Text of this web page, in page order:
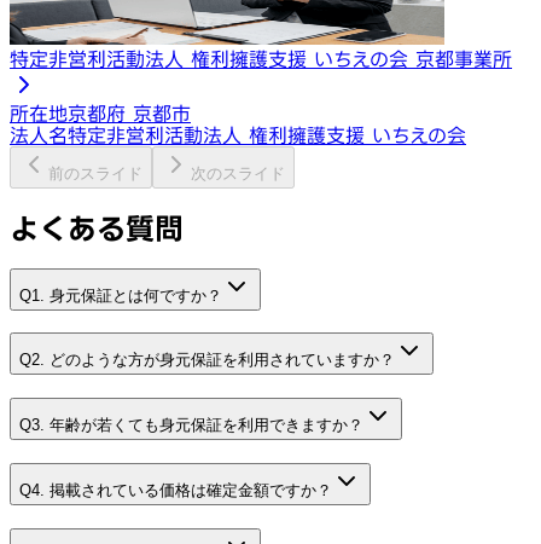
特定非営利活動法人 権利擁護支援 いちえの会 京都事業所
所在地京都府 京都市
法人名特定非営利活動法人 権利擁護支援 いちえの会
前のスライド 次のスライド
よくある質問
Q1. 身元保証とは何ですか？
Q2. どのような方が身元保証を利用されていますか？
Q3. 年齢が若くても身元保証を利用できますか？
Q4. 掲載されている価格は確定金額ですか？